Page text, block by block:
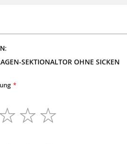
SEKTIONALTOR OHNE SICKEN